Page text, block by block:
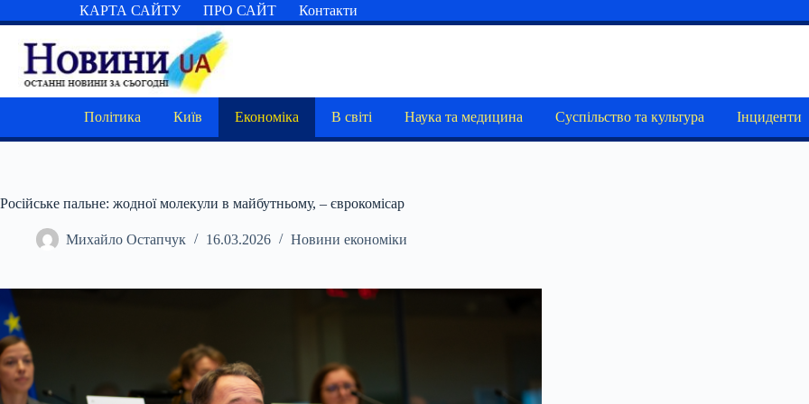
до
вмісту
КАРТА САЙТУ ПРО САЙТ Контакти
Політика Київ Економіка В світі Наука та медицина Суспільство та культура Інциденти
Російське пальне: жодної молекули в майбутньому, – єврокомісар
Михайло Остапчук 16.03.2026 Новини економіки